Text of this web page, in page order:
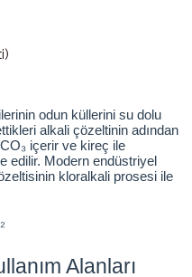
odun küllerini su dolu
alkali çözeltinin adından
içerir ve kireç ile
edilir. Modern endüstriyel
kloralkali prosesi ile
Alanları